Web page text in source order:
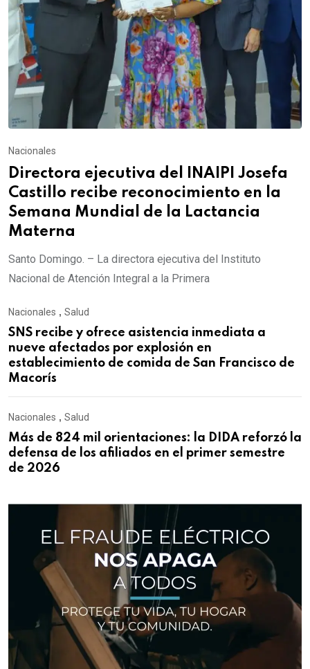
Nacionales
Directora ejecutiva del INAIPI Josefa
Castillo recibe reconocimiento en la
Semana Mundial de la Lactancia
Materna
Santo Domingo. – La directora ejecutiva del Instituto
Nacional de Atención Integral a la Primera
Nacionales , Salud
SNS recibe y ofrece asistencia inmediata a
nueve afectados por explosión en
establecimiento de comida de San Francisco de
Macorís
Nacionales , Salud
Más de 824 mil orientaciones: la DIDA reforzó la
defensa de los afiliados en el primer semestre
de 2026